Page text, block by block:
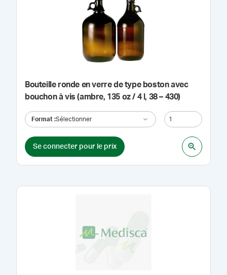
Bouteille ronde en verre de type boston avec
bouchon à vis (ambre, 135 oz / 4 l, 38 – 430)
Format :Sélectionner
Se connecter pour le prix